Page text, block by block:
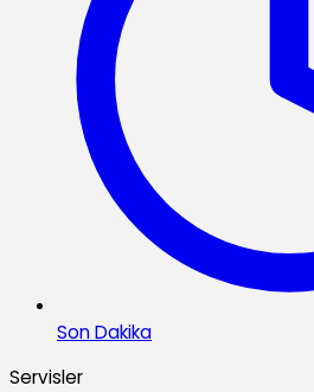
Son Dakika
Servisler